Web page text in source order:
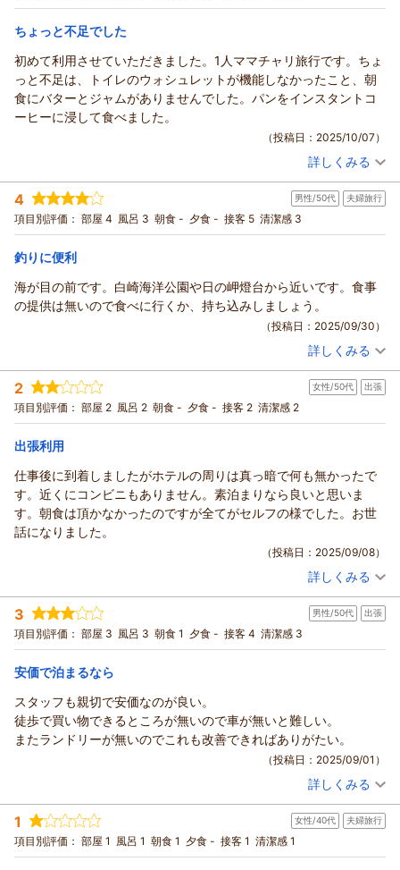
ツイン 朝のみ
宿泊価格帯： 3,001～4,000円(大人一人あたり/税込)
ＢｉｚＨｏｔｅｌ（ビズホテル） 紀伊由良からの返信
Biz Hotel 紀伊由良をご利用いただきましてありがとうございま
した。ご感想をご投稿いただきましたこと御礼申し上げます。
今後も快適にご利用頂けるように努めて参ります。またのご利
用を従業員一同、心よりお待ち申し上げております。
（返信日：2025/12/01）
ちょっと不足でした
初めて利用させていただきました。1人ママチャリ旅行です。ちょ
っと不足は、トイレのウォシュレットが機能しなかったこと、朝
食にバターとジャムがありませんでした。パンをインスタントコ
ーヒーに浸して食べました。
（投稿日：2025/10/07）
投稿者： 定さん(男性/70代)
宿泊プラン： 【お手軽】シンプルステイプラン♪（軽朝食無料）
シングル
朝のみ
宿泊価格帯： 4,001～5,000円(大人一人あたり/税込)
Biz Hotel 紀伊由良をご利用いただきましてありがとうございま
す。ご感想をご投稿いただきましたこと御礼申し上げます。ジ
利用頂けるように努めて参ります。またのご利用を従業員一
同、心よりお待ち申し上げております。
Biz Hotel 紀伊由良 田渕
（返信日：2025/10/08）
詳しくみる
4 男性/50代 夫婦旅行
項目別評価： 部屋 4 風呂 3 朝食 - 夕食 - 接客 5 清潔感 3
釣りに便利
海が目の前です。白崎海洋公園や日の岬燈台から近いです。食事
の提供は無いので食べに行くか、持ち込みしましょう。
（投稿日：2025/09/30）
投稿者： りゅうちゃんさん(男性/50代)
宿泊プラン： 【お日にち限定ＳＡＬＥ♪】■１泊軽朝食付■ベストプライス！
ツイン 朝のみ
宿泊価格帯： 3,001～4,000円(大人一人あたり/税込)
Biz Hotel 紀伊由良をご利用いただきましてありがとうございま
す。ご感想をご投稿いただきましたこと御礼申し上げます。今
後も快適にご利用頂けるように努めて参ります。またのご利用
を従業員一同、心よりお待ち申し上げております。
（返信日：2025/10/02）
詳しくみる
2 女性/50代 出張
項目別評価： 部屋 2 風呂 2 朝食 - 夕食 - 接客 2 清潔感 2
出張利用
仕事後に到着しましたがホテルの周りは真っ暗で何も無かったで
す。近くにコンビニもありません。素泊まりなら良いと思いま
す。朝食は頂かなかったのですが全てがセルフの様でした。お世
話になりました。
（投稿日：2025/09/08）
投稿者： ちゃ太郎さん(女性/50代)
宿泊プラン： 【お日にち限定ＳＡＬＥ♪】■１泊軽朝食付■ベストプライス！
シングル 朝のみ
宿泊価格帯： 4,001～5,000円(大人一人あたり/税込)
Biz Hotel 紀伊由良をご利用いただきましてありがとうございま
す。ご感想をご投稿いただきましたこと御礼申し上げます。今
後も快適にご利用頂けるように努めて参ります。またのご利用
を従業員一同、心よりお待ち申し上げております。
（返信日：2025/09/09）
詳しくみる
3 男性/50代 出張
項目別評価： 部屋 3 風呂 3 朝食 1 夕食 - 接客 4 清潔感 3
安価で泊まるなら
スタッフも親切で安価なのが良い。
徒歩で買い物できるところが無いので車が無いと難しい。
またランドリーが無いのでこれも改善できればありがたい。
（投稿日：2025/09/01）
投稿者： motoさん(男性/50代)
宿泊プラン： 【長期３連泊割】３連泊以上の方 限定プラン（軽朝食無料）
シングル 朝のみ
宿泊価格帯： 4,001～5,000円(大人一人あたり/税込)
詳しくみる
1 女性/40代 夫婦旅行
項目別評価： 部屋 1 風呂 1 朝食 1 夕食 - 接客 1 清潔感 1